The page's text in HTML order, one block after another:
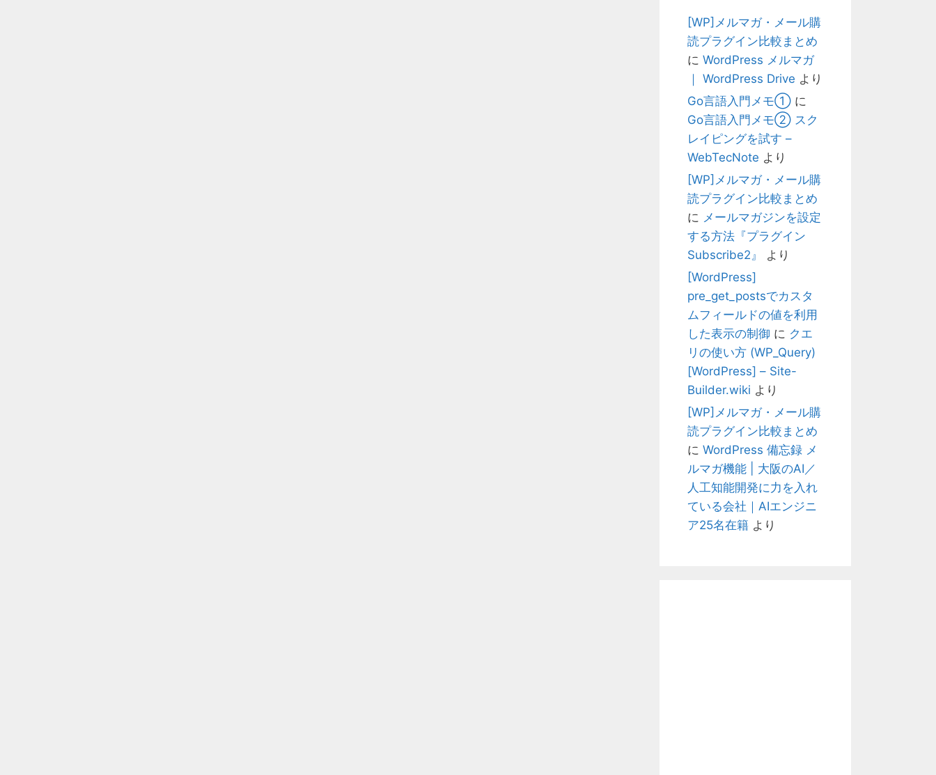
[WP]メルマガ・メール購
読プラグイン比較まとめ
に WordPress メルマガ
｜ WordPress Drive より
Go言語入門メモ① に
Go言語入門メモ② スク
レイピングを試す –
WebTecNote より
[WP]メルマガ・メール購
読プラグイン比較まとめ
に メールマガジンを設定
する方法『プラグイン
Subscribe2』
より
[WordPress]
pre_get_postsでカスタ
ムフィールドの値を利用
した表示の制御 に クエ
リの使い方 (WP_Query)
[WordPress] – Site-
Builder.wiki より
[WP]メルマガ・メール購
読プラグイン比較まとめ
に WordPress 備忘録 メ
ルマガ機能 | 大阪のAI／
人工知能開発に力を入れ
ている会社｜AIエンジニ
ア25名在籍 より